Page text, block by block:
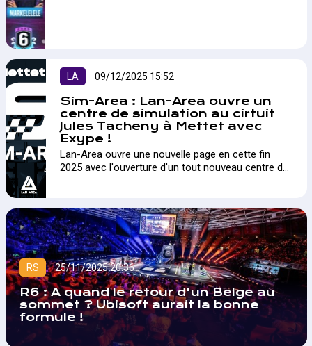
LA 09/12/2025 15:52
Sim-Area : Lan-Area ouvre un
centre de simulation au cirtuit
Jules Tacheny à Mettet avec
Exype !
Lan-Area ouvre une nouvelle page en cette fin
2025 avec l'ouverture d'un tout nouveau centre de
RS 25/11/2025 20:36
R6 : A quand le retour d'un Belge au
sommet ? Ubisoft aurait la bonne
formule !